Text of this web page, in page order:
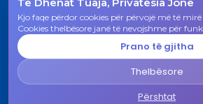
Kjo faqe përdor cookies për përvojë më të
Cookies thelbësore janë të nevojshme për
Prano të gjitha
Thelbësore
Përshtat
038 200 20 831
Email
rektorati@uni-gjk.org
Rektorati - Rr. "Ismail Qemali",
Republika e Kosovës